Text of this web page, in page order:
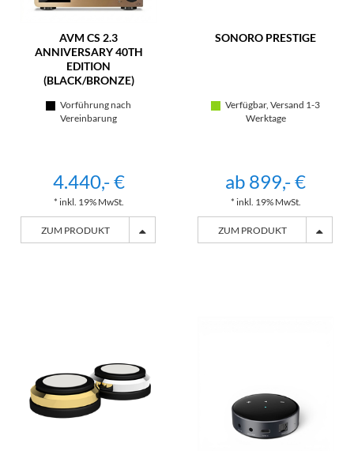
AVM CS 2.3
ANNIVERSARY 40TH
EDITION
(BLACK/BRONZE)
Vorführung nach
Vereinbarung
4.440,- €
* inkl. 19% MwSt.
ZUM PRODUKT
SONORO PRESTIGE
Verfügbar, Versand 1-3
Werktage
ab 899,- €
* inkl. 19% MwSt.
ZUM PRODUKT